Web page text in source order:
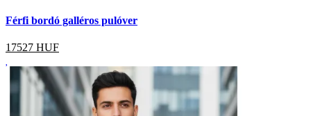
Férfi bordó galléros pulóver
17527 HUF